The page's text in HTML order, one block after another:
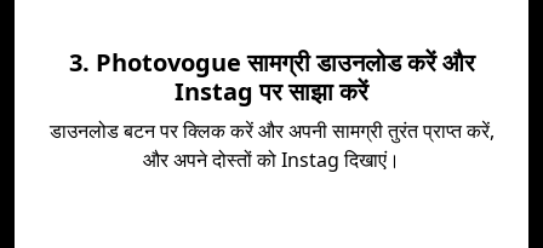
3. Photovogue सामग्री डाउनलोड करें और
Instag पर साझा करें
डाउनलोड बटन पर क्लिक करें और अपनी सामग्री तुरंत प्राप्त करें,
और अपने दोस्तों को Instag दिखाएं।